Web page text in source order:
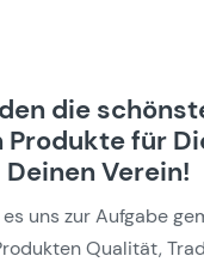
die
Produkte für
Deinen Verein!
uns zur Aufgabe
Qualität,